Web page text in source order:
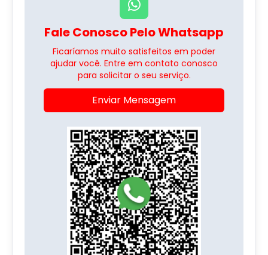
Fale Conosco Pelo Whatsapp
Ficaríamos muito satisfeitos em poder
ajudar você. Entre em contato conosco
para solicitar o seu serviço.
Enviar Mensagem